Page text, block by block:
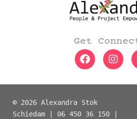
Get
© 2026 Alexandra Stok
Schiedam | 06 450 36 150 |